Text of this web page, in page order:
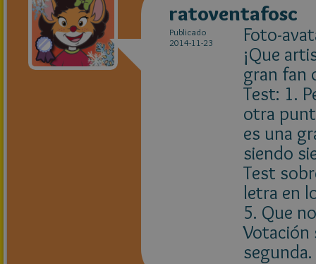
ratoventafosc
Publicado
2014-11-23
Foto-
¡Que
gran fan
Test: 1.
otra
es una
siendo
Test
letra en
5. Que
Votación
segunda.